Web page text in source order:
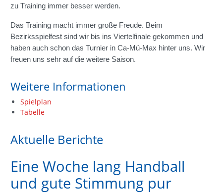
zu Training immer besser werden.
Das Training macht immer große Freude. Beim
Bezirksspielfest sind wir bis ins Viertelfinale gekommen und
haben auch schon das Turnier in Ca-Mü-Max hinter uns. Wir
freuen uns sehr auf die weitere Saison.
Weitere Informationen
Spielplan
Tabelle
Aktuelle Berichte
Eine Woche lang Handball
und gute Stimmung pur